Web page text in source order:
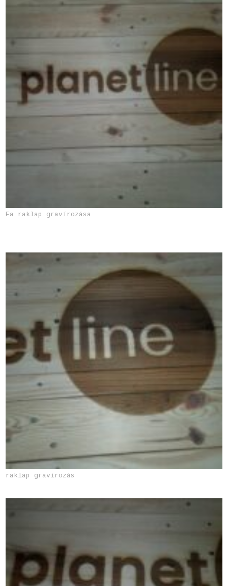
Fa raklap gravírozása
raklap gravírozás